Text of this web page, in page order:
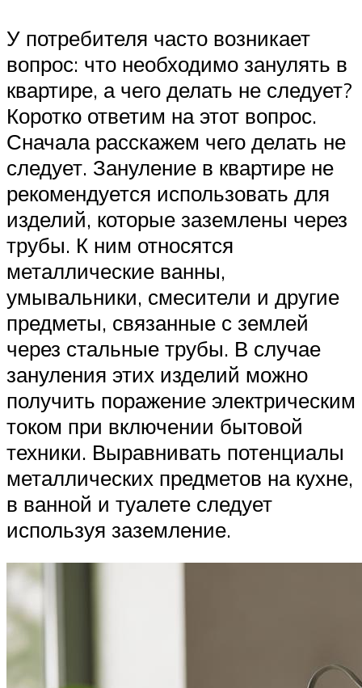
У потребителя часто возникает
вопрос: что необходимо занулять в
квартире, а чего делать не следует?
Коротко ответим на этот вопрос.
Сначала расскажем чего делать не
следует. Зануление в квартире не
рекомендуется использовать для
изделий, которые заземлены через
трубы. К ним относятся
металлические ванны,
умывальники, смесители и другие
предметы, связанные с землей
через стальные трубы. В случае
зануления этих изделий можно
получить поражение электрическим
током при включении бытовой
техники. Выравнивать потенциалы
металлических предметов на кухне,
в ванной и туалете следует
используя заземление.